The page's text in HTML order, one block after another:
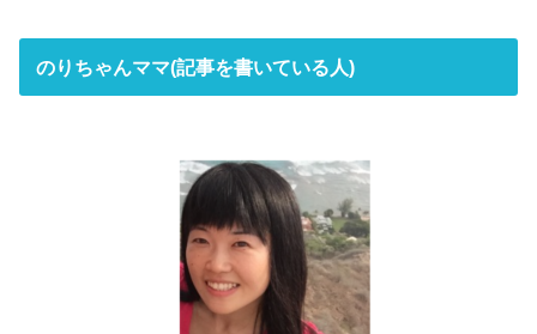
のりちゃんママ(記事を書いている人)